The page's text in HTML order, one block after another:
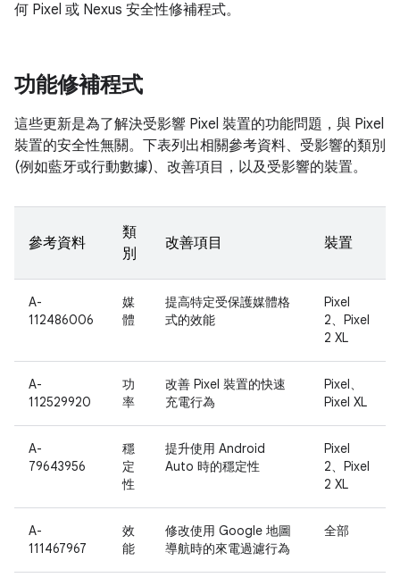
何 Pixel 或 Nexus 安全性修補程式。
功能修補程式
這些更新是為了解決受影響 Pixel 裝置的功能問題，與 Pixel
裝置的安全性無關。下表列出相關參考資料、受影響的類別
(例如藍牙或行動數據)、改善項目，以及受影響的裝置。
參考資料
類
別
改善項目 裝置
A-
112486006
媒
體
提高特定受保護媒體格
式的效能
Pixel
2、Pixel
2 XL
A-
112529920
功
率
改善 Pixel 裝置的快速
充電行為
Pixel、
Pixel XL
A-
79643956
穩
定
性
提升使用 Android
Auto 時的穩定性
Pixel
2、Pixel
2 XL
A-
111467967
效
能
修改使用 Google 地圖
導航時的來電過濾行為
全部